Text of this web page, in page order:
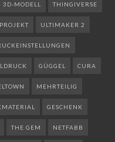
3D-MODELL THINGIVERSE
PROJEKT ULTIMAKER 2
GÜGGEL CURA
MEHRTEILIG
GESCHENK
THE GEM NETFABB